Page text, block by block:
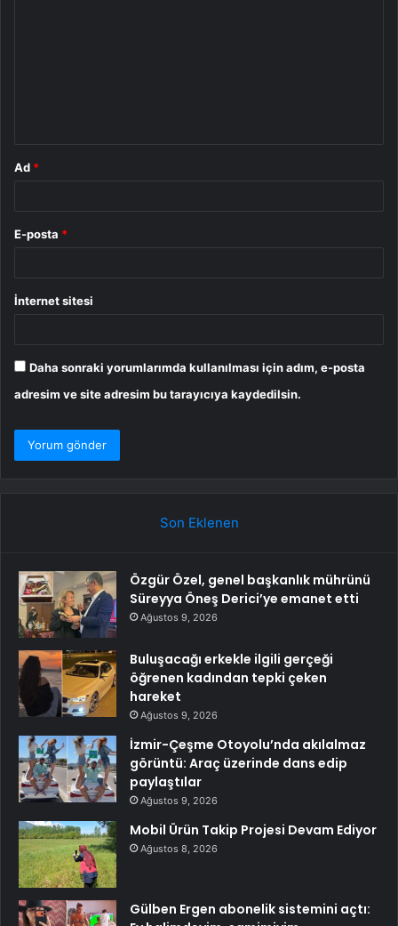
Ad *
E-posta *
İnternet sitesi
Daha sonraki yorumlarımda kullanılması için adım, e-posta
adresim ve site adresim bu tarayıcıya kaydedilsin.
Son Eklenen
Özgür Özel, genel başkanlık mührünü
Süreyya Öneş Derici’ye emanet etti
Ağustos 9, 2026
Buluşacağı erkekle ilgili gerçeği
öğrenen kadından tepki çeken
hareket
Ağustos 9, 2026
İzmir-Çeşme Otoyolu’nda akılalmaz
görüntü: Araç üzerinde dans edip
paylaştılar
Ağustos 9, 2026
Mobil Ürün Takip Projesi Devam Ediyor
Ağustos 8, 2026
Gülben Ergen abonelik sistemini açtı: